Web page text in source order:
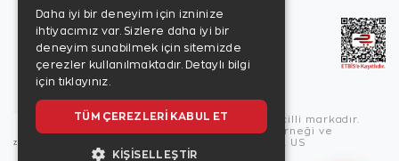
Copyright © 2026, Zen Diamond tescilli markadır.
Zen Diamond Birleşmiş Markalar Derneği ve
Turquality Destek Programı üyesidir. US
Daha iyi bir deneyim için izninize
ihtiyacımız var. Sizlere daha iyi bir
deneyim sunabilmek için sitemizde
çerezler kullanılmaktadır. Detaylı bilgi
için tıklayınız.
TÜM ÇEREZLERI KABUL ET
KIŞISELLEŞTIR